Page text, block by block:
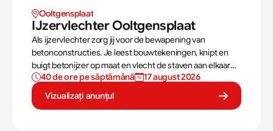
Ooltgensplaat
IJzervlechter Ooltgensplaat
Als ijzervlechter zorg jij voor de bewapening van
betonconstructies. Je leest bouwtekeningen, knipt en
buigt betonijzer op maat en vlecht de staven aan elkaar
met binddraad in de bekisting, wat cruciaal is voor de
stabiliteit van een gebouw.
40 de ore pe săptămână
17 august 2026
Vizualizați anunțul